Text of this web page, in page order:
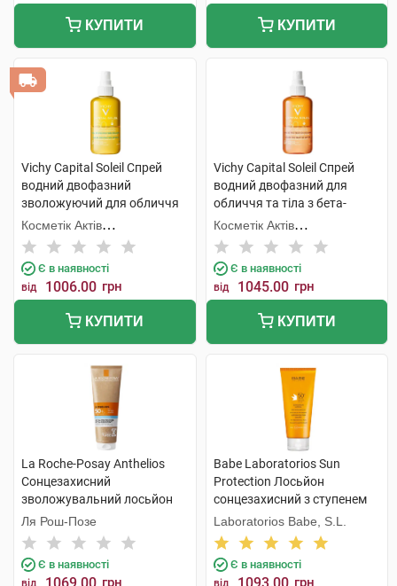
КУПИТИ КУПИТИ
Vichy Capital Soleil Спрей
водний двофазний
зволожуючий для обличчя
та тіла з гіалуроновою
кислотою SPF50 200 мл 1
флакон
Косметік Актів
Інтернаціональ
Є в наявності
від 1006.00 грн
КУПИТИ
Vichy Capital Soleil Спрей
водний двофазний для
обличчя та тіла з бета-
каротином, що посилює
засмагу SPF50 200 мл 1
флакон
Косметік Актів
Інтернаціональ
Є в наявності
від 1045.00 грн
КУПИТИ
La Roche-Posay Anthelios
Сонцезахисний
зволожувальний лосьйон
для обличчя та тіла SPF50+
250 мл 1 туба
Ля Рош-Позе
Є в наявності
від грн
Babe Laboratorios Sun
Protection Лосьйон
сонцезахисний з ступенем
захисту SPF 50+ і
заспокійливими активними
компонентам 200 мл 1 туба
Laboratorios Babe, S.L.
Є в наявності
від грн